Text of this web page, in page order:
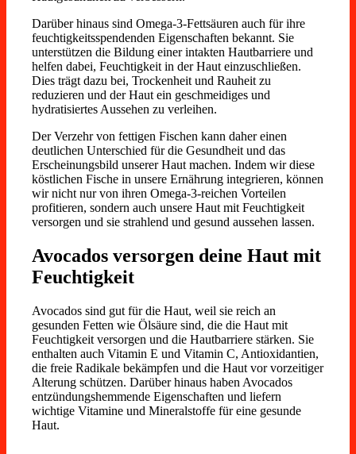
Darüber hinaus sind Omega-3-Fettsäuren auch für ihre
feuchtigkeitsspendenden Eigenschaften bekannt. Sie
unterstützen die Bildung einer intakten Hautbarriere und
helfen dabei, Feuchtigkeit in der Haut einzuschließen.
Dies trägt dazu bei, Trockenheit und Rauheit zu
reduzieren und der Haut ein geschmeidiges und
hydratisiertes Aussehen zu verleihen.
Der Verzehr von fettigen Fischen kann daher einen
deutlichen Unterschied für die Gesundheit und das
Erscheinungsbild unserer Haut machen. Indem wir diese
köstlichen Fische in unsere Ernährung integrieren, können
wir nicht nur von ihren Omega-3-reichen Vorteilen
profitieren, sondern auch unsere Haut mit Feuchtigkeit
versorgen und sie strahlend und gesund aussehen lassen.
Avocados versorgen deine Haut mit
Feuchtigkeit
Avocados sind gut für die Haut, weil sie reich an
gesunden Fetten wie Ölsäure sind, die die Haut mit
Feuchtigkeit versorgen und die Hautbarriere stärken. Sie
enthalten auch Vitamin E und Vitamin C, Antioxidantien,
die freie Radikale bekämpfen und die Haut vor vorzeitiger
Alterung schützen. Darüber hinaus haben Avocados
entzündungshemmende Eigenschaften und liefern
wichtige Vitamine und Mineralstoffe für eine gesunde
Haut.